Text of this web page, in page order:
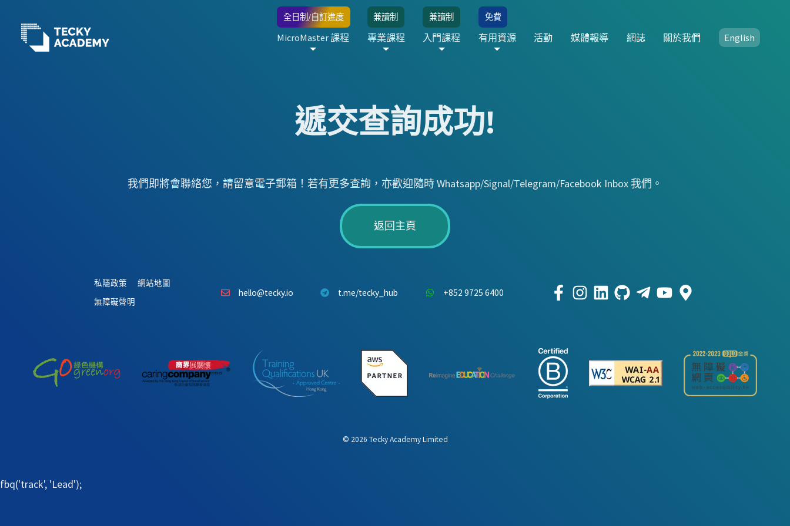
全日制/自訂進度
MicroMaster 課程
兼讀制
專業課程
兼讀制
入門課程
免費
有用資源 活動 媒體報導 網誌 關於我們 English
遞交查詢成功!
我們即將會聯絡您，請留意電子郵箱！若有更多查詢，亦歡迎隨時 Whatsapp/Signal/Telegram/Facebook Inbox 我們。
返回主頁
私隱政策
網站地圖
無障礙聲明
hello@tecky.io t.me/tecky_hub +852 9725 6400
© 2026 Tecky Academy Limited
fbq('track', 'Lead');